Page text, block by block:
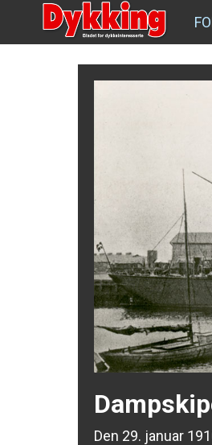
Den 29. januar